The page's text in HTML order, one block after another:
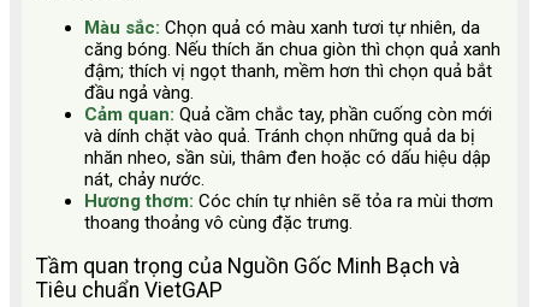
Màu sắc: Chọn quả có màu xanh tươi tự nhiên, da
căng bóng. Nếu thích ăn chua giòn thì chọn quả xanh
đậm; thích vị ngọt thanh, mềm hơn thì chọn quả bắt
đầu ngả vàng.
Cảm quan: Quả cầm chắc tay, phần cuống còn mới
và dính chặt vào quả. Tránh chọn những quả da bị
nhăn nheo, sần sùi, thâm đen hoặc có dấu hiệu dập
nát, chảy nước.
Hương thơm: Cóc chín tự nhiên sẽ tỏa ra mùi thơm
thoang thoảng vô cùng đặc trưng.
Tầm quan trọng của Nguồn Gốc Minh Bạch và
Tiêu chuẩn VietGAP